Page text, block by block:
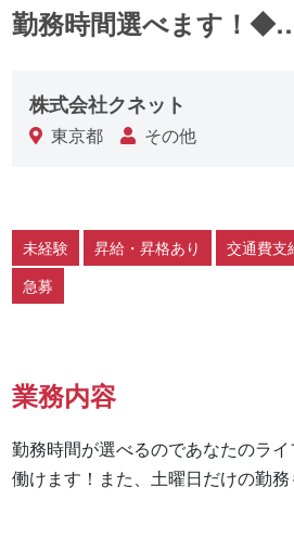
勤務時間選べます！
株式会社クネット
東京都 その他
未経験 昇給・昇格あり 交通費支
急募
業務内容
勤務時間が選べるのであなたのラ
働けます！また、土曜日だけの勤務